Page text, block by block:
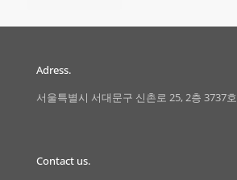
Adress.
서울특별시 서대문구 신촌로 25, 2층 3737호
Contact us.